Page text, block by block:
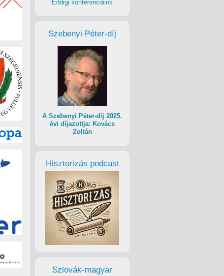
Eddigi konferenciáink
Szebenyi Péter-díj
A Szebenyi Péter-díj 2025.
évi díjazottja: Kovács
Zoltán
Hisztorizás podcast
Szlovák-magyar